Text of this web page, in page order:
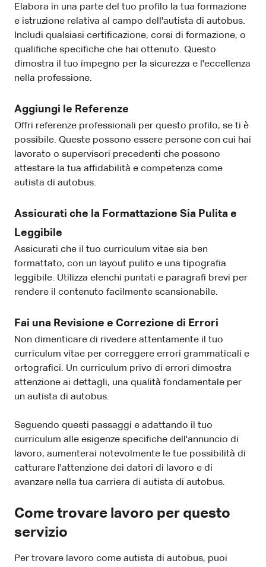
Elabora in una parte del tuo profilo la tua formazione
e istruzione relativa al campo dell'autista di autobus.
Includi qualsiasi certificazione, corsi di formazione, o
qualifiche specifiche che hai ottenuto. Questo
dimostra il tuo impegno per la sicurezza e l'eccellenza
nella professione.
Aggiungi le Referenze
Offri referenze professionali per questo profilo, se ti è
possibile. Queste possono essere persone con cui hai
lavorato o supervisori precedenti che possono
attestare la tua affidabilità e competenza come
autista di autobus.
Assicurati che la Formattazione Sia Pulita e
Leggibile
Assicurati che il tuo curriculum vitae sia ben
formattato, con un layout pulito e una tipografia
leggibile. Utilizza elenchi puntati e paragrafi brevi per
rendere il contenuto facilmente scansionabile.
Fai una Revisione e Correzione di Errori
Non dimenticare di rivedere attentamente il tuo
curriculum vitae per correggere errori grammaticali e
ortografici. Un curriculum privo di errori dimostra
attenzione ai dettagli, una qualità fondamentale per
un autista di autobus.
Seguendo questi passaggi e adattando il tuo
curriculum alle esigenze specifiche dell'annuncio di
lavoro, aumenterai notevolmente le tue possibilità di
catturare l'attenzione dei datori di lavoro e di
avanzare nella tua carriera di autista di autobus.
Come trovare lavoro per questo
servizio
Per trovare lavoro come autista di autobus, puoi